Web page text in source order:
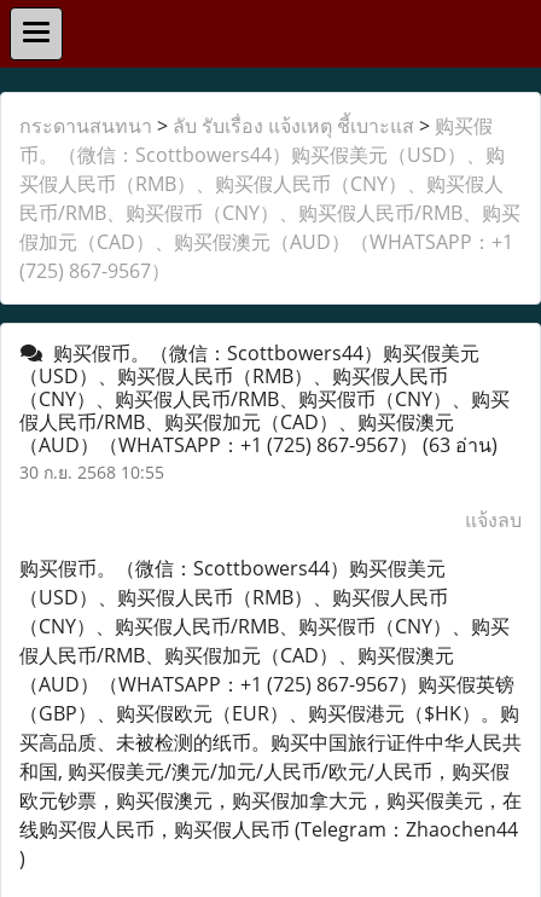
กระดานสนทนา > ลับ รับเรื่อง แจ้งเหตุ ชี้เบาะแส > 购买假
币。（微信：Scottbowers44）购买假美元（USD）、购
买假人民币（RMB）、购买假人民币（CNY）、购买假人
民币/RMB、购买假币（CNY）、购买假人民币/RMB、购买
假加元（CAD）、购买假澳元（AUD）（WHATSAPP：+1
(725) 867-9567）
购买假币。（微信：Scottbowers44）购买假美元
（USD）、购买假人民币（RMB）、购买假人民币
（CNY）、购买假人民币/RMB、购买假币（CNY）、购买
假人民币/RMB、购买假加元（CAD）、购买假澳元
（AUD）（WHATSAPP：+1 (725) 867-9567） (63 อ่าน)
30 ก.ย. 2568 10:55
แจ้งลบ
购买假币。（微信：Scottbowers44）购买假美元
（USD）、购买假人民币（RMB）、购买假人民币
（CNY）、购买假人民币/RMB、购买假币（CNY）、购买
假人民币/RMB、购买假加元（CAD）、购买假澳元
（AUD）（WHATSAPP：+1 (725) 867-9567）购买假英镑
（GBP）、购买假欧元（EUR）、购买假港元（$HK）。购
买高品质、未被检测的纸币。购买中国旅行证件中华人民共
和国, 购买假美元/澳元/加元/人民币/欧元/人民币，购买假
欧元钞票，购买假澳元，购买假加拿大元，购买假美元，在
线购买假人民币，购买假人民币 (Telegram：Zhaochen44
)